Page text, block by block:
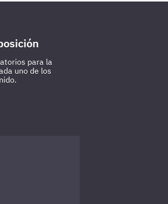
para la
uno de los